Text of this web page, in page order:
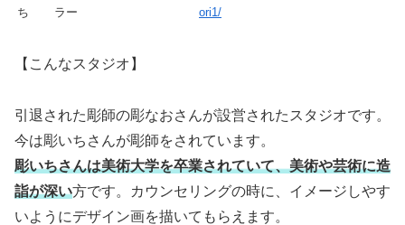
ち
ラー
ori1/
【こんなスタジオ】
引退された彫師の彫なおさんが設営されたスタジオです。
今は彫いちさんが彫師をされています。
彫いちさんは美術大学を卒業されていて、美術や芸術に造
詣が深い方です。カウンセリングの時に、イメージしやす
いようにデザイン画を描いてもらえます。